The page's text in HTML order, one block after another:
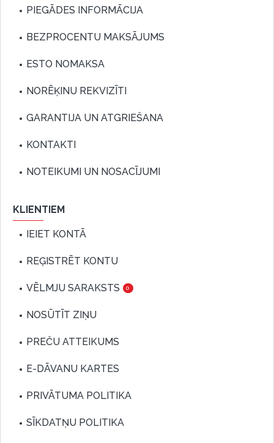
PIEGĀDES INFORMĀCIJA
BEZPROCENTU MAKSĀJUMS
ESTO NOMAKSA
NORĒĶINU REKVIZĪTI
GARANTIJA UN ATGRIEŠANA
KONTAKTI
NOTEIKUMI UN NOSACĪJUMI
KLIENTIEM
IEIET KONTĀ
REĢISTRĒT KONTU
VĒLMJU SARAKSTS 0
NOSŪTĪT ZIŅU
PREČU ATTEIKUMS
E-DĀVANU KARTES
PRIVĀTUMA POLITIKA
SĪKDATŅU POLITIKA